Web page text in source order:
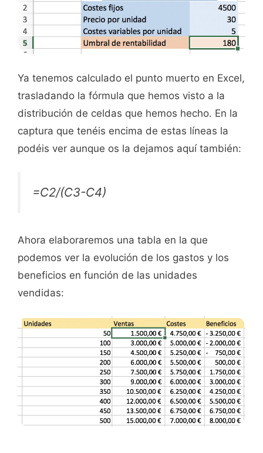
Ya tenemos calculado el punto muerto en Excel,
trasladando la fórmula que hemos visto a la
distribución de celdas que hemos hecho. En la
captura que tenéis encima de estas líneas la
podéis ver aunque os la dejamos aquí también:
=C2/(C3-C4)
Ahora elaboraremos una tabla en la que
podemos ver la evolución de los gastos y los
beneficios en función de las unidades
vendidas: